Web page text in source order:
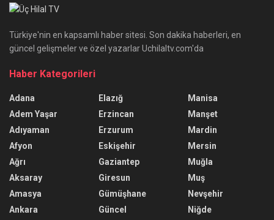
Türkiye'nin en kapsamlı haber sitesi. Son dakika haberleri, en
güncel gelişmeler ve özel yazarlar Uchilaltv.com'da
Haber Kategorileri
Adana
Adem Yaşar
Adıyaman
Afyon
Ağrı
Aksaray
Amasya
Ankara
Elazığ
Erzincan
Erzurum
Eskişehir
Gaziantep
Giresun
Gümüşhane
Güncel
Manisa
Manşet
Mardin
Mersin
Muğla
Muş
Nevşehir
Niğde